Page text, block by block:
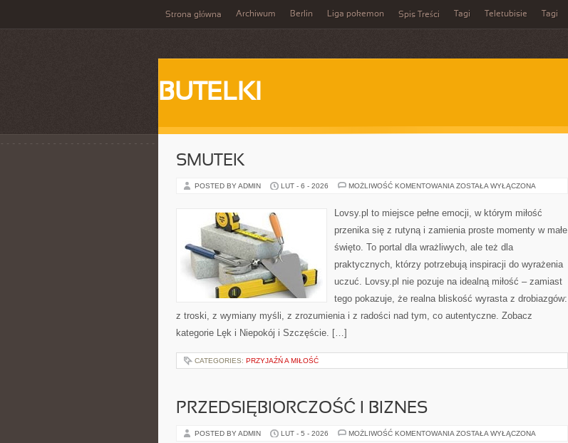
Strona główna Archiwum Berlin Liga pokemon Spis Treści Tagi Teletubisie Tagi
BUTELKI
SMUTEK
POSTED BY ADMIN LUT - 6 - 2026 MOŻLIWOŚĆ KOMENTOWANIA SMUTEK
ZOSTAŁA WYŁĄCZONA
Lovsy.pl to miejsce pełne emocji, w którym miłość
przenika się z rutyną i zamienia proste momenty w małe
święto. To portal dla wrażliwych, ale też dla
praktycznych, którzy potrzebują inspiracji do wyrażenia
uczuć. Lovsy.pl nie pozuje na idealną miłość – zamiast
tego pokazuje, że realna bliskość wyrasta z drobiazgów:
z troski, z wymiany myśli, z zrozumienia i z radości nad tym, co autentyczne. Zobacz
kategorie Lęk i Niepokój i Szczęście. […]
CATEGORIES: PRZYJAŹŃ A MIŁOŚĆ
PRZEDSIĘBIORCZOŚĆ I BIZNES
POSTED BY ADMIN LUT - 5 - 2026 MOŻLIWOŚĆ KOMENTOWANIA PRZEDSIĘBIORCZOŚĆ
ZOSTAŁA WYŁĄCZONA